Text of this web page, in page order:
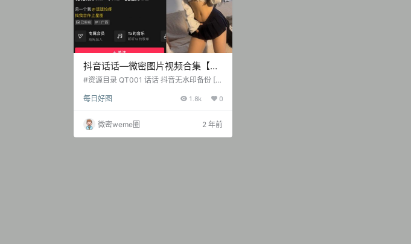
抖音话话—微密图片视频合集【持
续更新】
#资源目录 QT001 话话 抖音无水印备份 [2
7P-1.95 MB] 抖音 话话 微密圈 NO.002期
话 抖音无水印备份 [73V 85.42 MB] 抖音
话话 微密圈 NO.003期 [14P-11V 15.87 M
B] 抖音 话话 微密圈 NO.004…
每日好图 1.8k 0
微密weme圈 2 年前